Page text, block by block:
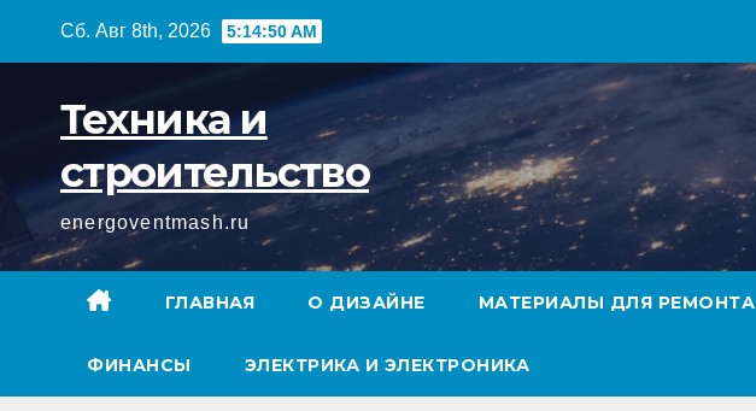
Сб. Авг 8th, 2026 5:14:51 AM
Техника и
строительство
energoventmash.ru
ГЛАВНАЯ О ДИЗАЙНЕ МАТЕРИАЛЫ ДЛЯ РЕМОНТА
ФИНАНСЫ ЭЛЕКТРИКА И ЭЛЕКТРОНИКА